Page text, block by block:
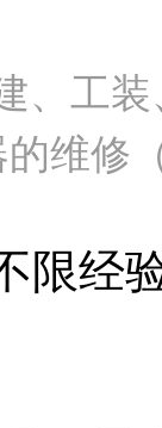
、工
的维
限经